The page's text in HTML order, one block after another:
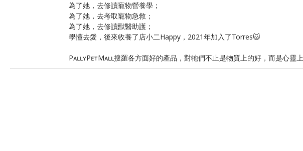
為了她，去修讀寵物營養學；
為了她，去考取寵物急救；
為了她，去修讀獸醫助護；
學懂去愛，後來收養了店小二Happy，2021年加入了Torres🐱
PᴀʟʟʏPᴇᴛMᴀʟʟ搜羅各方面好的產品，對牠們不止是物質上的好，而是心靈